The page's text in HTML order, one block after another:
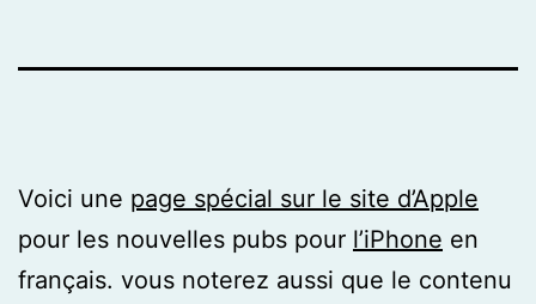
Voici une page spécial sur le site d’Apple
pour les nouvelles pubs pour l’iPhone en
français. vous noterez aussi que le contenu